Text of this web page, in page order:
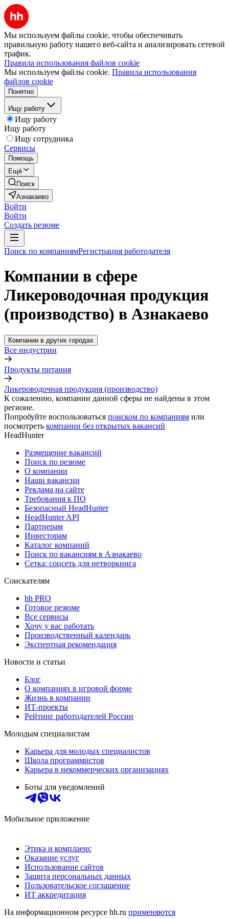
Мы используем файлы cookie, чтобы обеспечивать
правильную работу нашего веб-сайта и анализировать сетевой
трафик.
Правила использования файлов cookie
Мы используем файлы cookie. Правила использования
файлов cookie
Понятно
Ищу работу
Ищу работу
Ищу работу
Ищу сотрудника
Сервисы
Помощь
Ещё
Поиск
Азнакаево
Войти
Войти
Создать резюме
Поиск по компаниямРегистрация работодателя
Компании в сфере
Ликероводочная продукция
(производство) в Азнакаево
Компании в других городах
Все индустрии
Продукты питания
Ликероводочная продукция (производство)
К сожалению, компании данной сферы не найдены в этом
регионе.
Попробуйте воспользоваться поиском по компаниям или
посмотреть компании без открытых вакансий
HeadHunter
Размещение вакансий
Поиск по резюме
О компании
Наши вакансии
Реклама на сайте
Требования к ПО
Безопасный HeadHunter
HeadHunter API
Партнерам
Инвесторам
Каталог компаний
Поиск по вакансиям в Азнакаево
Сетка: соцсеть для нетворкинга
Соискателям
hh PRO
Готовое резюме
Все сервисы
Хочу у вас работать
Производственный календарь
Экспертная рекомендация
Новости и статьи
Блог
О компаниях в игровой форме
Жизнь в компании
ИТ-проекты
Рейтинг работодателей России
Молодым специалистам
Карьера для молодых специалистов
Школа программистов
Карьера в некоммерческих организациях
Боты для уведомлений
Мобильное приложение
Этика и комплаенс
Оказание услуг
Использование сайтов
Защита персональных данных
Пользовательское соглашение
ИТ аккредитация
На информационном ресурсе hh.ru применяются